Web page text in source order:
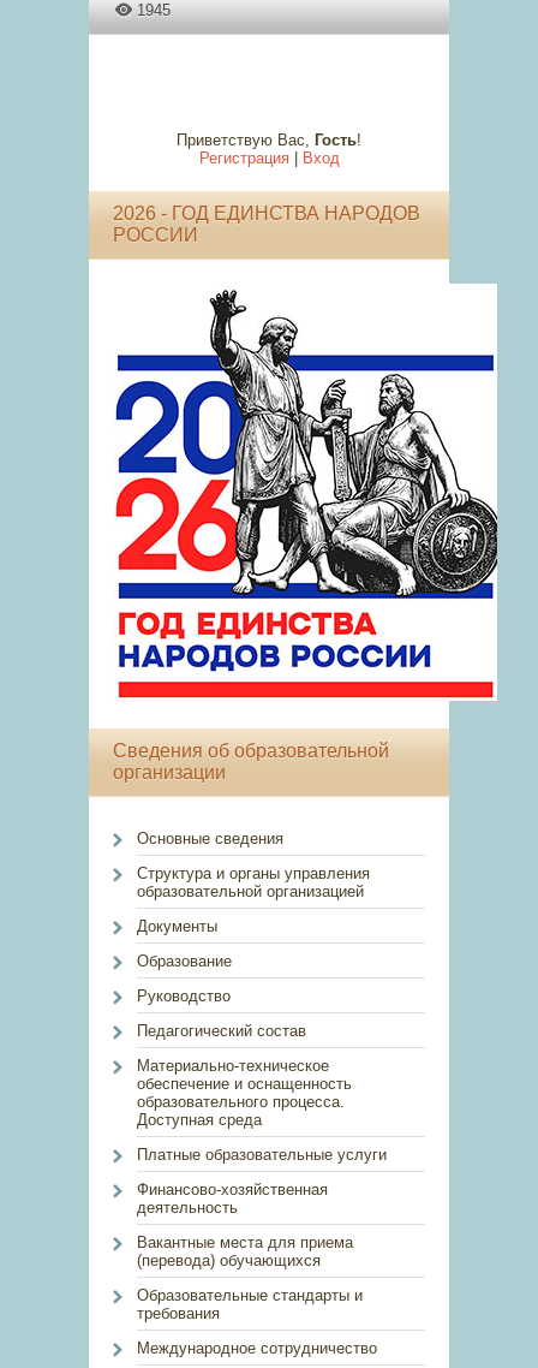
1945
Приветствую Вас, Гость!
Регистрация| Вход
2026 - ГОД ЕДИНСТВА НАРОДОВ
РОССИИ
Сведения об образовательной
организации
Основные сведения
Структура и органы управления
образовательной организацией
Документы
Образование
Руководство
Педагогический состав
Материально-техническое
обеспечение и оснащенность
образовательного процесса.
Доступная среда
Платные образовательные услуги
Финансово-хозяйственная
деятельность
Вакантные места для приема
(перевода) обучающихся
Образовательные стандарты и
требования
Международное сотрудничество